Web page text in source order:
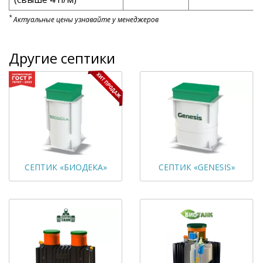
*Актуальные цены узнавайте у менеджеров
Другие септики
СЕПТИК «БИОДЕКА» СЕПТИК «GENESIS»